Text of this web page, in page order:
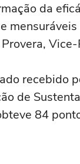
da
recebido
de
84